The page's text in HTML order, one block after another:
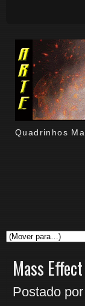
Quadrinhos
Mass
Postado por